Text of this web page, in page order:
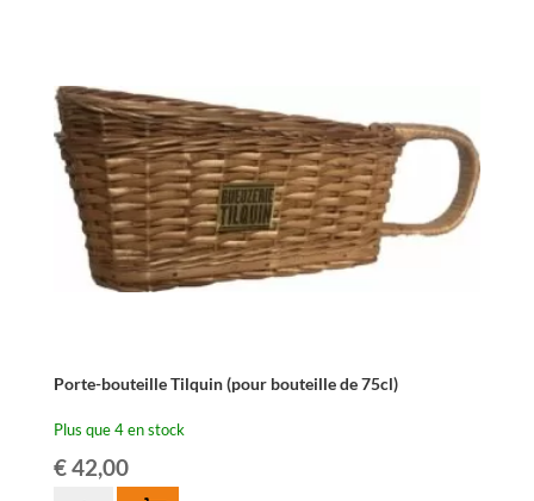
antique
(pour
bouteille
75cl)
Porte-bouteille Tilquin (pour bouteille de 75cl)
Plus que 4 en stock
€42,00